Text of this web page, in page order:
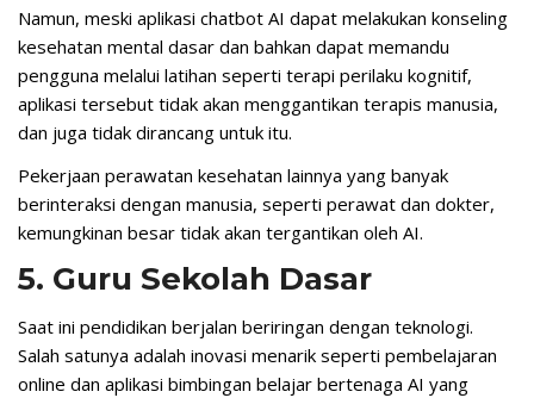
Namun, meski aplikasi chatbot AI dapat melakukan konseling
kesehatan mental dasar dan bahkan dapat memandu
pengguna melalui latihan seperti terapi perilaku kognitif,
aplikasi tersebut tidak akan menggantikan terapis manusia,
dan juga tidak dirancang untuk itu.
Pekerjaan perawatan kesehatan lainnya yang banyak
berinteraksi dengan manusia, seperti perawat dan dokter,
kemungkinan besar tidak akan tergantikan oleh AI.
5. Guru Sekolah Dasar
Saat ini pendidikan berjalan beriringan dengan teknologi.
Salah satunya adalah inovasi menarik seperti pembelajaran
online dan aplikasi bimbingan belajar bertenaga AI yang